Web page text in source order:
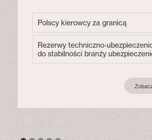
Polscy kierowcy za granicą
Rezerwy techniczno-
do stabilności branży